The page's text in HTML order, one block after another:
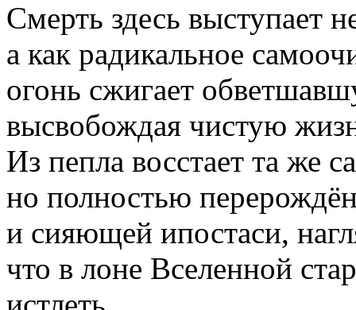
Смерть здесь выступает
а как радикальное
огонь сжигает
высвобождая чистую
Из пепла восстает та же
но полностью
и сияющей ипостаси,
что в лоне Вселенной